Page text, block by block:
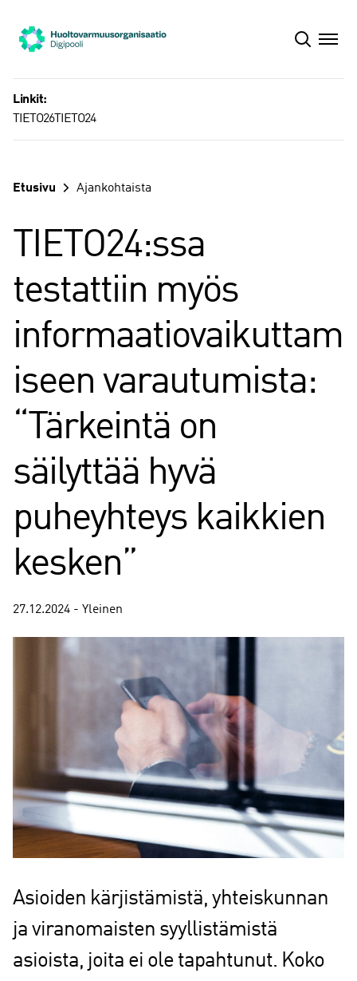
sisältöön
Linkit:
TIETO26TIETO24
Etusivu Ajankohtaista
TIETO24:ssa
testattiin myös
informaatiovaikuttam
iseen varautumista:
“Tärkeintä on
säilyttää hyvä
puheyhteys kaikkien
kesken”
27.12.2024 - Yleinen
Asioiden kärjistämistä, yhteiskunnan
ja viranomaisten syyllistämistä
asioista, joita ei ole tapahtunut. Koko